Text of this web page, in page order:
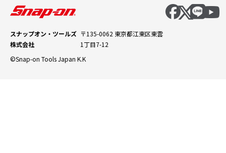
スナップオン・ツールズ
株式会社
〒135-0062 東京都江東区東雲
1丁目7-12
©Snap-on Tools Japan K.K